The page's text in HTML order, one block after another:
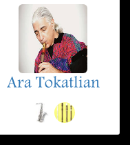
Ara Tokatlian